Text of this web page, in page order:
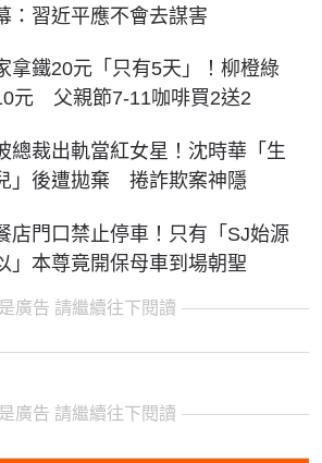
：習近平應不會去謀害
拿鐵20元「只有5天」！柳橙綠
元 父親節7-11咖啡買2送2
總裁出軌當紅女星！沈時華「生
」後遭拋棄 捲詐欺案神隱
店門口禁止停車！只有「SJ始源
」本尊竟開保母車到場朝聖
廣告 請繼續往下閱讀
廣告 請繼續往下閱讀